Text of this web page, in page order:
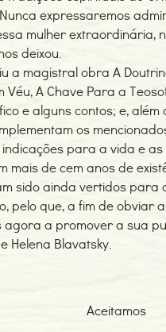
expressaremos
mulher extraordinária,
deixou.
a magistral obra A
Véu, A Chave Para a
e alguns contos; e,
os
para a vida e
mais de cem anos de
sido ainda vertidos para
pelo que, a fim de obviar
agora a promover a sua
Helena Blavatsky.
Aceitamos